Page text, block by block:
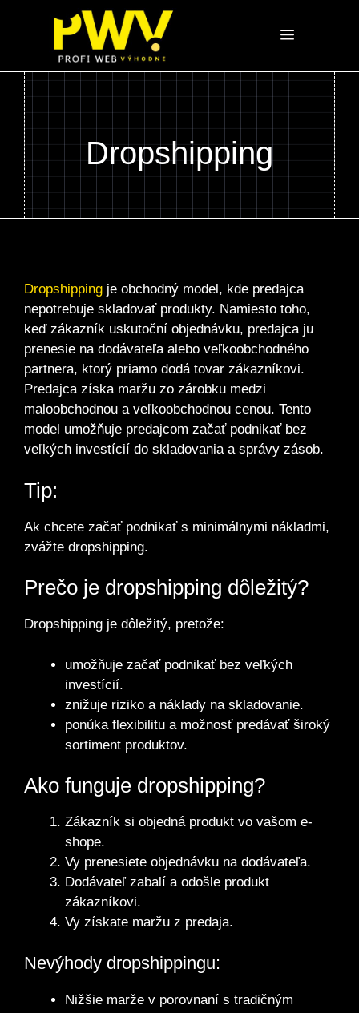
Menu
Dropshipping
Dropshipping je obchodný model, kde predajca
nepotrebuje skladovať produkty. Namiesto toho,
keď zákazník uskutoční objednávku, predajca ju
prenesie na dodávateľa alebo veľkoobchodného
partnera, ktorý priamo dodá tovar zákazníkovi.
Predajca získa maržu zo zárobku medzi
maloobchodnou a veľkoobchodnou cenou. Tento
model umožňuje predajcom začať podnikať bez
veľkých investícií do skladovania a správy zásob.
Tip:
Ak chcete začať podnikať s minimálnymi nákladmi,
zvážte dropshipping.
Prečo je dropshipping dôležitý?
Dropshipping je dôležitý, pretože:
umožňuje začať podnikať bez veľkých
investícií.
znižuje riziko a náklady na skladovanie.
ponúka flexibilitu a možnosť predávať široký
sortiment produktov.
Ako funguje dropshipping?
Zákazník si objedná produkt vo vašom e-
shope.
Vy prenesiete objednávku na dodávateľa.
Dodávateľ zabalí a odošle produkt
zákazníkovi.
Vy získate maržu z predaja.
Nevýhody dropshippingu:
Nižšie marže v porovnaní s tradičným